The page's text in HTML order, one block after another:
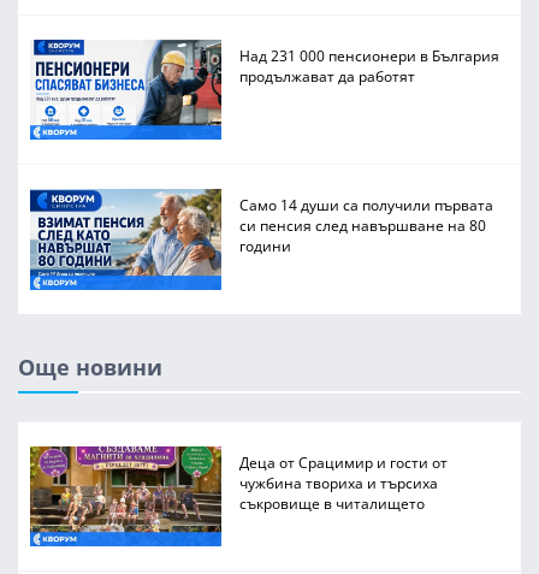
Над 231 000 пенсионери в България
продължават да работят
Само 14 души са получили първата
си пенсия след навършване на 80
години
Още новини
Деца от Срацимир и гости от
чужбина твориха и търсиха
съкровище в читалището